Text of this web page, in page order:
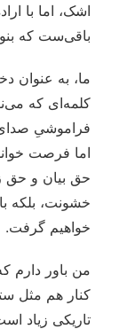
اشک، اما با
باقی‌ست که
ما، به عنوان
کلمه‌ای که
فراموشیِ
اما فرصت
حق بیان و حق
خشونت، بلکه
خواهیم گرفت.
من باور دارم
کنار هم مثل
تاریکی زیاد